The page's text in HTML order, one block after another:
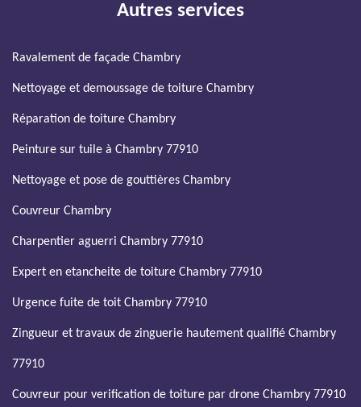
Autres services
Ravalement de façade Chambry
Nettoyage et demoussage de toiture Chambry
Réparation de toiture Chambry
Peinture sur tuile à Chambry 77910
Nettoyage et pose de gouttières Chambry
Couvreur Chambry
Charpentier aguerri Chambry 77910
Expert en etancheite de toiture Chambry 77910
Urgence fuite de toit Chambry 77910
Zingueur et travaux de zinguerie hautement qualifié Chambry
77910
Couvreur pour verification de toiture par drone Chambry 77910